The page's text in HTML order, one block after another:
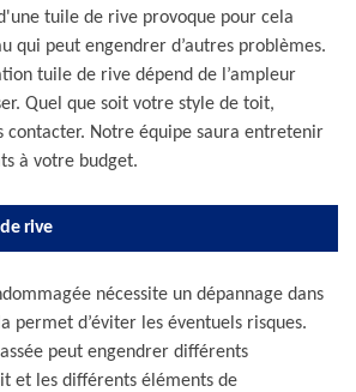
tuile de rive provoque pour cela
qui peut engendrer d’autres problèmes.
tuile de rive dépend de l’ampleur
Quel que soit votre style de toit,
contacter. Notre équipe saura entretenir
à votre budget.
rive
nécessite un dépannage dans
permet d’éviter les éventuels risques.
peut engendrer différents
et les différents éléments de